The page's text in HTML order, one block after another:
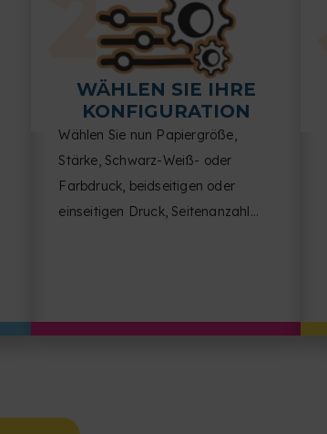
WÄHLEN SIE IHRE
KONFIGURATION
Wählen Sie nun Papiergröße,
Stärke, Schwarz-Weiß- oder
Farbdruck, beidseitigen oder
einseitigen Druck, Seitenanzahl